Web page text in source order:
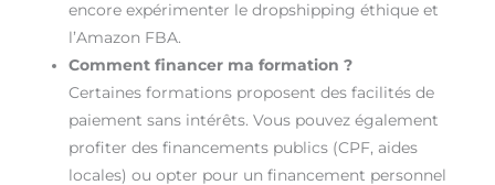
encore expérimenter le dropshipping éthique et
l’Amazon FBA.
Comment financer ma formation ?
Certaines formations proposent des facilités de
paiement sans intérêts. Vous pouvez également
profiter des financements publics (CPF, aides
locales) ou opter pour un financement personnel